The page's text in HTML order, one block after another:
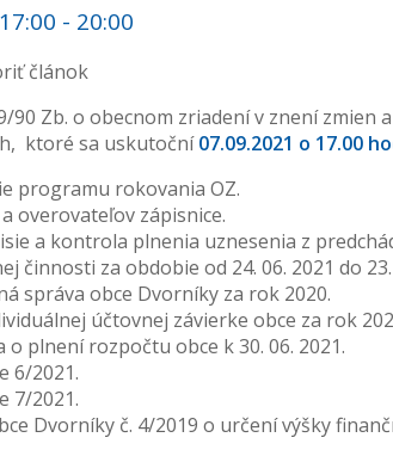
- 20:00
90 Zb. o obecnom zriadení v znení
ktoré sa uskutoční07.09.2021 o 17.00
programu rokovania OZ.
overovateľov zápisnice.
a kontrola plnenia uznesenia z
činnosti za obdobie od 24. 06. 2021 do 23.
správa obce Dvorníky za rok 2020.
účtovnej závierke obce za rok
plnení rozpočtu obce k 30. 06. 2021.
6/2021.
7/2021.
Dvorníky č. 4/2019 o určení výšky